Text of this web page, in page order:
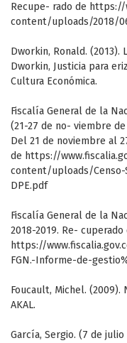
Recupe- rado de
content/uploads/2018/
Dworkin, Ronald. (2013).
Dworkin, Justicia para
Cultura Económica.
Fiscalía General de la
(21-27 de no- viembre
Del 21 de noviembre al
de https://
content/uploads/Censo-
DPE.pdf
Fiscalía General de la
2018-2019. Re- cuperado
https://
FGN.-Informe-de-
Foucault, Michel.
AKAL.
García, Sergio. (7 de